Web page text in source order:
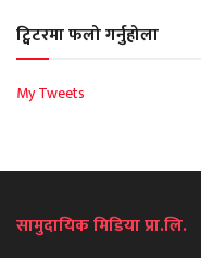
ट्विटरमा फलो गर्नुहोला
My Tweets
सामुदायिक मिडिया प्रा.लि.